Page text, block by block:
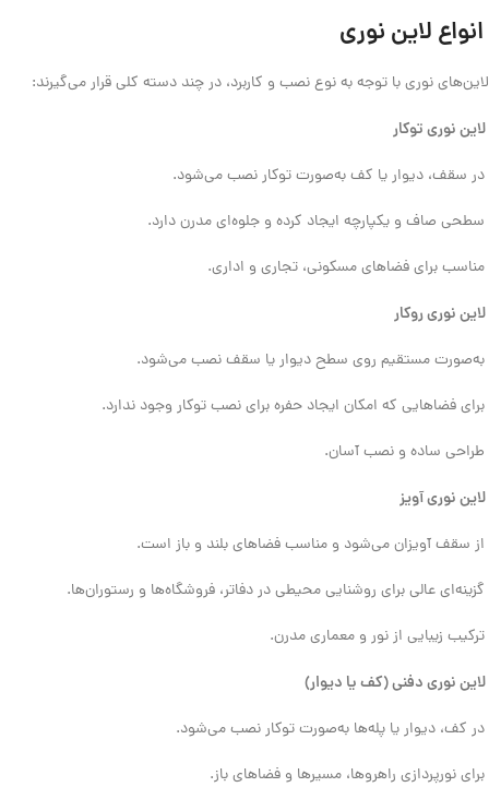
انواع لاین نوری
لاین‌های نوری با توجه به نوع نصب و کاربرد، در چند دسته کلی قرار می‌گیرند:
لاین نوری توکار
در سقف، دیوار یا کف به‌صورت توکار نصب می‌شود.
سطحی صاف و یکپارچه ایجاد کرده و جلوه‌ای مدرن دارد.
مناسب برای فضاهای مسکونی، تجاری و اداری.
لاین نوری روکار
به‌صورت مستقیم روی سطح دیوار یا سقف نصب می‌شود.
برای فضاهایی که امکان ایجاد حفره برای نصب توکار وجود ندارد.
طراحی ساده و نصب آسان.
لاین نوری آویز
از سقف آویزان می‌شود و مناسب فضاهای بلند و باز است.
گزینه‌ای عالی برای روشنایی محیطی در دفاتر، فروشگاه‌ها و رستوران‌ها.
ترکیب زیبایی از نور و معماری مدرن.
لاین نوری دفنی (کف یا دیوار)
در کف، دیوار یا پله‌ها به‌صورت توکار نصب می‌شود.
برای نورپردازی راهروها، مسیرها و فضاهای باز.